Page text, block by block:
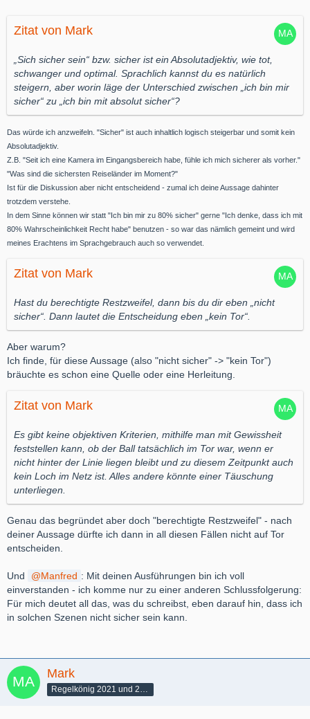
Zitat von Mark
„Sich sicher sein“ bzw. sicher ist ein Absolutadjektiv, wie tot,
schwanger und optimal. Sprachlich kannst du es natürlich
steigern, aber worin läge der Unterschied zwischen „ich bin mir
sicher“ zu „ich bin mit absolut sicher“?
Das würde ich anzweifeln. "Sicher" ist auch inhaltlich logisch steigerbar und somit kein
Absolutadjektiv.
Z.B. "Seit ich eine Kamera im Eingangsbereich habe, fühle ich mich sicherer als vorher."
"Was sind die sichersten Reiseländer im Moment?"
Ist für die Diskussion aber nicht entscheidend - zumal ich deine Aussage dahinter
trotzdem verstehe.
In dem Sinne können wir statt "Ich bin mir zu 80% sicher" gerne "Ich denke, dass ich mit
80% Wahrscheinlichkeit Recht habe" benutzen - so war das nämlich gemeint und wird
meines Erachtens im Sprachgebrauch auch so verwendet.
Zitat von Mark
Hast du berechtigte Restzweifel, dann bis du dir eben „nicht
sicher“. Dann lautet die Entscheidung eben „kein Tor“.
Aber warum?
Ich finde, für diese Aussage (also "nicht sicher" -> "kein Tor")
bräuchte es schon eine Quelle oder eine Herleitung.
Zitat von Mark
Es gibt keine objektiven Kriterien, mithilfe man mit Gewissheit
feststellen kann, ob der Ball tatsächlich im Tor war, wenn er
nicht hinter der Linie liegen bleibt und zu diesem Zeitpunkt auch
kein Loch im Netz ist. Alles andere könnte einer Täuschung
unterliegen.
Genau das begründet aber doch "berechtigte Restzweifel" - nach
deiner Aussage dürfte ich dann in all diesen Fällen nicht auf Tor
entscheiden.
Und Manfred : Mit deinen Ausführungen bin ich voll
einverstanden - ich komme nur zu einer anderen Schlussfolgerung:
Für mich deutet all das, was du schreibst, eben darauf hin, dass ich
in solchen Szenen nicht sicher sein kann.
Mark